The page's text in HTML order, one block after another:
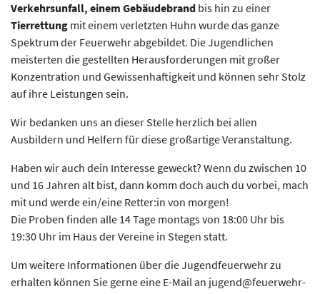
Verkehrsunfall, einem Gebäudebrand bis hin zu einer
Tierrettung mit einem verletzten Huhn wurde das ganze
Spektrum der Feuerwehr abgebildet. Die Jugendlichen
meisterten die gestellten Herausforderungen mit großer
Konzentration und Gewissenhaftigkeit und können sehr Stolz
auf ihre Leistungen sein.
Wir bedanken uns an dieser Stelle herzlich bei allen
Ausbildern und Helfern für diese großartige Veranstaltung.
Haben wir auch dein Interesse geweckt? Wenn du zwischen 10
und 16 Jahren alt bist, dann komm doch auch du vorbei, mach
mit und werde ein/eine Retter:in von morgen!
Die Proben finden alle 14 Tage montags von 18:00 Uhr bis
19:30 Uhr im Haus der Vereine in Stegen statt.
Um weitere Informationen über die Jugendfeuerwehr zu
erhalten können Sie gerne eine E-Mail an jugend@feuerwehr-